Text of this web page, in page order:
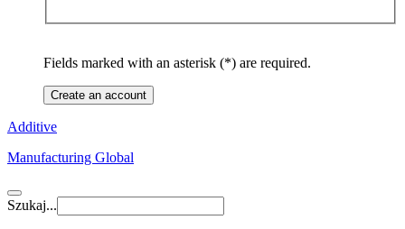
Fields marked with an asterisk (*) are required.
Create an account
Additive
Manufacturing Global
Szukaj...